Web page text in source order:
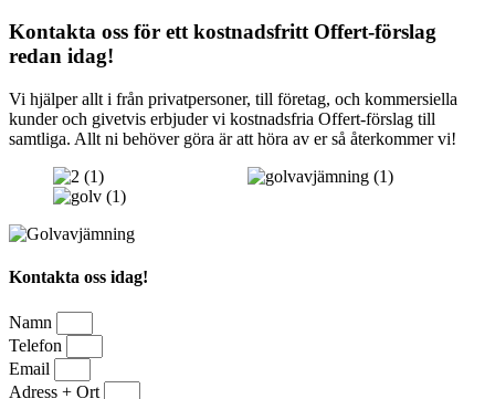
Kontakta oss för ett kostnadsfritt Offert-förslag
redan idag!
Vi hjälper allt i från privatpersoner, till företag, och kommersiella
kunder och givetvis erbjuder vi kostnadsfria Offert-förslag till
samtliga. Allt ni behöver göra är att höra av er så återkommer vi!
Kontakta oss idag!
Namn
Telefon
Email
Adress + Ort